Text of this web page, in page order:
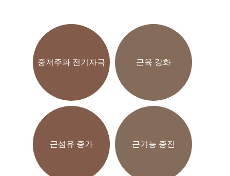
중저주파 전기자극 근육 강화
근섬유 증가 근기능 증진